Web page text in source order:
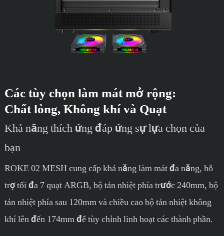
Các tùy chọn làm mát mở rộng:
Chất lỏng, Không khí và Quạt
Khả năng thích ứng đáp ứng sự lựa chọn của
bạn
ROKE 02 MESH cung cấp khả năng làm mát đa năng, hỗ
trợ tối đa 7 quạt ARGB, bộ tản nhiệt phía trước 240mm, bộ
tản nhiệt phía sau 120mm và chiều cao bộ tản nhiệt không
khí lên đến 174mm để tùy chỉnh linh hoạt các thành phần.